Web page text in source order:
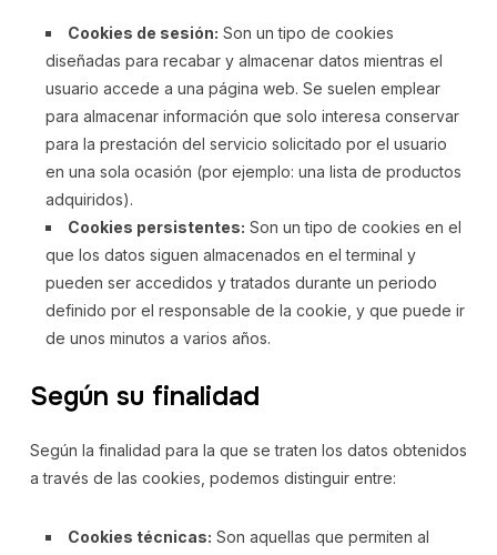
Cookies de sesión: Son un tipo de cookies
diseñadas para recabar y almacenar datos mientras el
usuario accede a una página web. Se suelen emplear
para almacenar información que solo interesa conservar
para la prestación del servicio solicitado por el usuario
en una sola ocasión (por ejemplo: una lista de productos
adquiridos).
Cookies persistentes: Son un tipo de cookies en el
que los datos siguen almacenados en el terminal y
pueden ser accedidos y tratados durante un periodo
definido por el responsable de la cookie, y que puede ir
de unos minutos a varios años.
Según su finalidad
Según la finalidad para la que se traten los datos obtenidos
a través de las cookies, podemos distinguir entre:
Cookies técnicas: Son aquellas que permiten al